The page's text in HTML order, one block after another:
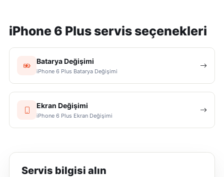
iPhone 6 Plus servis seçenekleri
Batarya Değişimi
iPhone 6 Plus Batarya Değişimi
Ekran Değişimi
iPhone 6 Plus Ekran Değişimi
Servis bilgisi alın